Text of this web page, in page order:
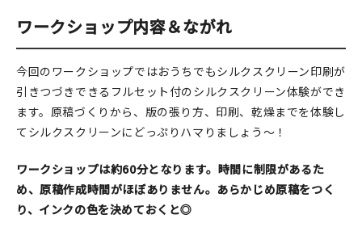
おすすめ特集
読みもの
イベント・ワークショップ
ギャラリー
おしらせ
ワークショップ内容＆ながれ
今回のワークショップではおうちでもシルクスクリーン印刷が
引きつづきできるフルセット付のシルクスクリーン体験ができ
ます。原稿づくりから、版の張り方、印刷、乾燥までを体験し
てシルクスクリーンにどっぷりハマりましょう～！
ワークショップは約60分となります。時間に制限があるた
め、原稿作成時間がほぼありません。あらかじめ原稿をつく
り、インクの色を決めておくと◎